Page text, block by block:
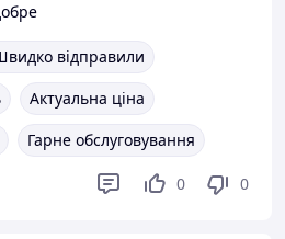
відправили
Актуальна ціна
Гарне обслуговування
0 0